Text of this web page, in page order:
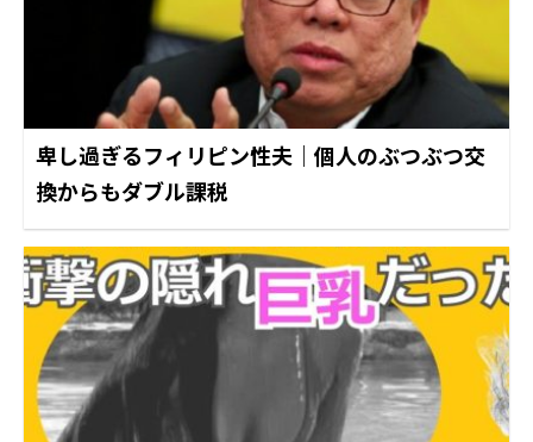
卑し過ぎるフィリピン性夫｜個人のぶつぶつ交
換からもダブル課税